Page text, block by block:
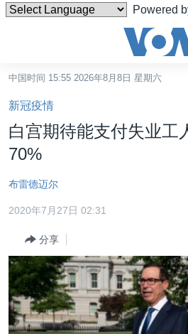
Powered
碍
链
接
跳
内
容
到
导
航
跳
转
最新国际新闻
印太
中东
欧洲
分类新闻
经济·金融·贸易
人权·法律·宗教
科教·文娱·体健
美中关系
热点专题
白宫要闻
VOA视频
中国时间 15:55 2026年8月8日 星期六
新冠疫情
白宫期待能支付失业工
70%
布雷德迈尔
2020年7月27日 02:31
分享